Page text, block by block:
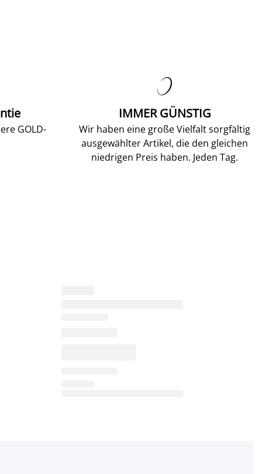
GOLD-

IMMER GÜNSTIG
Wir haben eine große Vielfalt sorgfältig
ausgewählter Artikel, die den gleichen
niedrigen Preis haben. Jeden Tag.